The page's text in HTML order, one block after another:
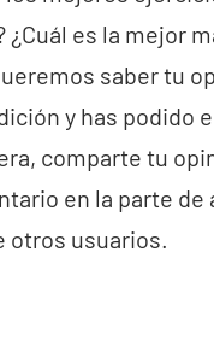
¿Cuál es la mejor
saber tu
y has podido
comparte tu
en la parte de
otros usuarios.